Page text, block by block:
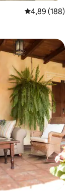
Povprečna
4,89 (188)
gostov«